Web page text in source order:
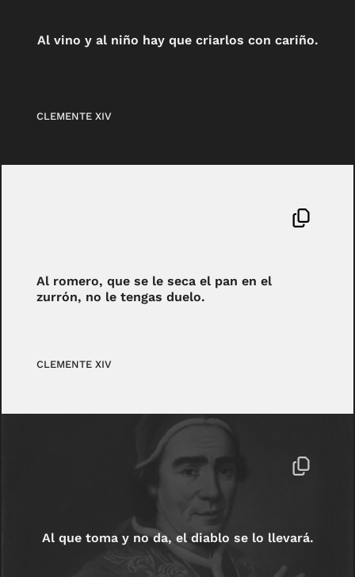
Al vino y al niño hay que criarlos con cariño.
CLEMENTE XIV
Al romero, que se le seca el pan en el
zurrón, no le tengas duelo.
CLEMENTE XIV
Al que toma y no da, el diablo se lo llevará.